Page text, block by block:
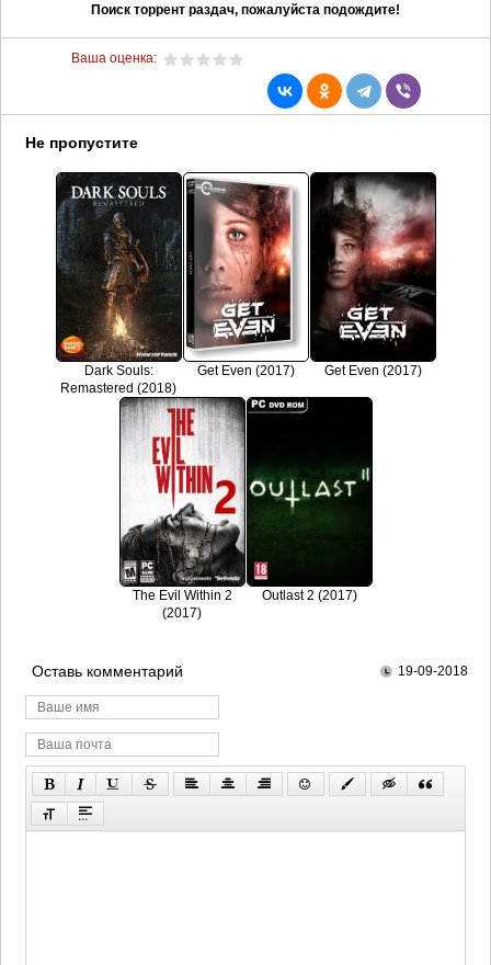
Поиск торрент раздач, пожалуйста подождите!
Ваша оценка:
Не пропустите
Dark Souls:
Remastered (2018)
Get Even (2017) Get Even (2017)
The Evil Within 2
(2017)
Outlast 2 (2017)
Оставь комментарий 19-09-2018